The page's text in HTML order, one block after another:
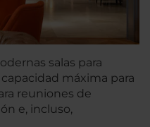
salas para
máxima para
reuniones de
e, incluso,